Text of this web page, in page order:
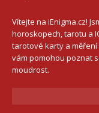
Vítejte na iEnigma.cz!
horoskopech, tarotu a
tarotové karty a
vám pomohou poznat
moudrost.